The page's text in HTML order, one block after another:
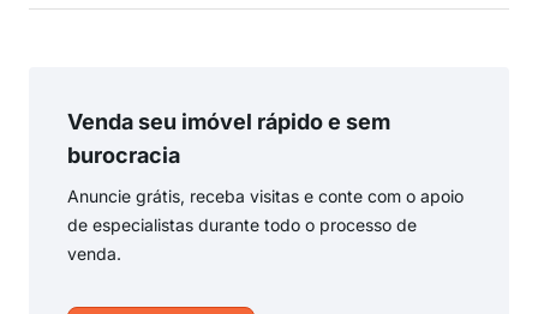
Venda seu imóvel rápido e sem
burocracia
Anuncie grátis, receba visitas e conte com o apoio
de especialistas durante todo o processo de
venda.